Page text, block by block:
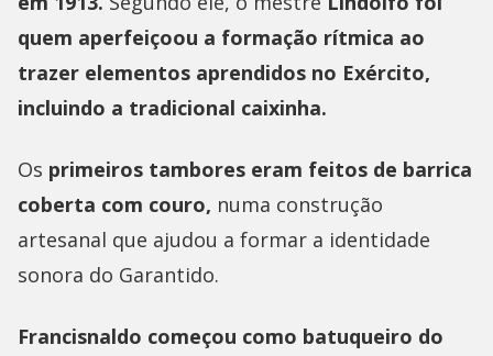
quem aperfeiçoou a formação rítmica ao
trazer elementos aprendidos no Exército,
incluindo a tradicional caixinha.
Os primeiros tambores eram feitos de barrica
coberta com couro, numa construção
artesanal que ajudou a formar a identidade
sonora do Garantido.
Francisnaldo começou como batuqueiro do